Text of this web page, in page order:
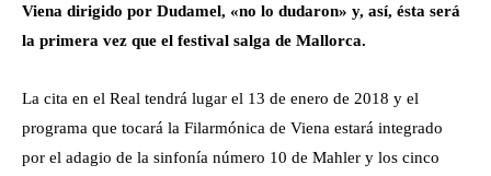
Viena dirigido por Dudamel, «no lo dudaron» y, así, ésta será
la primera vez que el festival salga de Mallorca.
La cita en el Real tendrá lugar el 13 de enero de 2018 y el
programa que tocará la Filarmónica de Viena estará integrado
por el adagio de la sinfonía número 10 de Mahler y los cinco